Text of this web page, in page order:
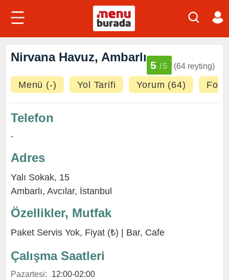
Nirvana Havuz, Ambarlı
5 /5 (64 reyting)
Menü (-) Yol Tarifi Yorum (64)
Telefon
-
Adres
Yalı Sokak, 15
Ambarlı, Avcılar, İstanbul
Özellikler, Mutfak
Paket Servis Yok, Fiyat (₺) | Bar, Cafe
Çalışma Saatleri
Pazartesi:
12:00-02:00